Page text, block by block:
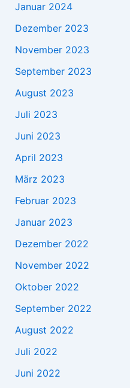
Januar 2024
Dezember 2023
November 2023
September 2023
August 2023
Juli 2023
Juni 2023
April 2023
März 2023
Februar 2023
Januar 2023
Dezember 2022
November 2022
Oktober 2022
September 2022
August 2022
Juli 2022
Juni 2022